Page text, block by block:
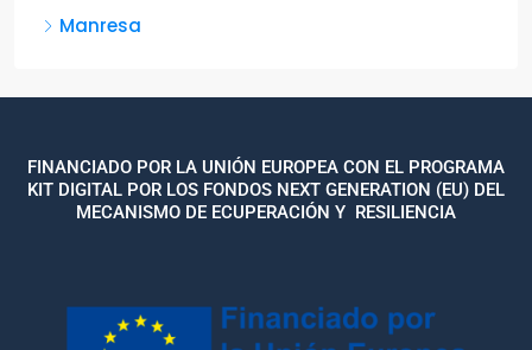
Manresa
FINANCIADO POR LA UNIÓN EUROPEA CON EL PROGRAMA
KIT DIGITAL POR LOS FONDOS NEXT GENERATION (EU) DEL
MECANISMO DE ECUPERACIÓN Y RESILIENCIA